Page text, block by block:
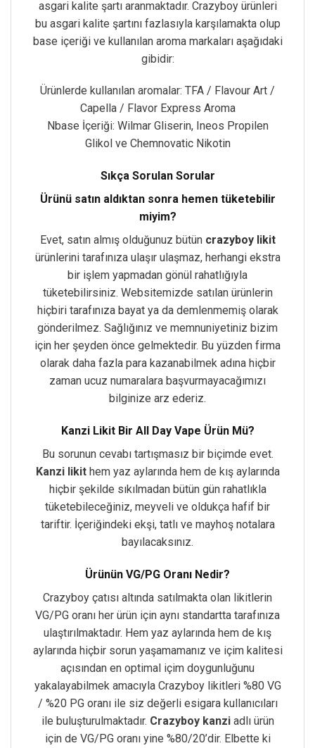
asgari kalite şartı aranmaktadır. Crazyboy ürünleri
bu asgari kalite şartını fazlasıyla karşılamakta olup
base içeriği ve kullanılan aroma markaları aşağıdaki
gibidir:
Ürünlerde kullanılan aromalar: TFA / Flavour Art /
Capella / Flavor Express Aroma
Nbase İçeriği: Wilmar Gliserin, Ineos Propilen
Glikol ve Chemnovatic Nikotin
Sıkça Sorulan Sorular
Ürünü satın aldıktan sonra hemen tüketebilir
miyim?
Evet, satın almış olduğunuz bütün crazyboy likit
ürünlerini tarafınıza ulaşır ulaşmaz, herhangi ekstra
bir işlem yapmadan gönül rahatlığıyla
tüketebilirsiniz. Websitemizde satılan ürünlerin
hiçbiri tarafınıza bayat ya da demlenmemiş olarak
gönderilmez. Sağlığınız ve memnuniyetiniz bizim
için her şeyden önce gelmektedir. Bu yüzden firma
olarak daha fazla para kazanabilmek adına hiçbir
zaman ucuz numaralara başvurmayacağımızı
bilginize arz ederiz.
Kanzi Likit Bir All Day Vape Ürün Mü?
Bu sorunun cevabı tartışmasız bir biçimde evet.
Kanzi likithem yaz aylarında hem de kış aylarında
hiçbir şekilde sıkılmadan bütün gün rahatlıkla
tüketebileceğiniz, meyveli ve oldukça hafif bir
tariftir. İçeriğindeki ekşi, tatlı ve mayhoş notalara
bayılacaksınız.
Ürünün VG/PG Oranı Nedir?
Crazyboy çatısı altında satılmakta olan likitlerin
VG/PG oranı her ürün için aynı standartta tarafınıza
ulaştırılmaktadır. Hem yaz aylarında hem de kış
aylarında hiçbir sorun yaşamamanız ve içim kalitesi
açısından en optimal içim doygunluğunu
yakalayabilmek amacıyla Crazyboy likitleri %80 VG
/ %20 PG oranı ile siz değerli esigara kullanıcıları
ile buluşturulmaktadır. Crazyboy kanziadlı ürün
için de VG/PG oranı yine %80/20’dir. Elbette ki